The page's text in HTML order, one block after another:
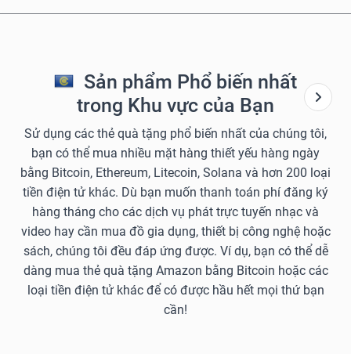
Sản phẩm Phổ biến nhất
trong Khu vực của Bạn
Sử dụng các thẻ quà tặng phổ biến nhất của chúng tôi,
bạn có thể mua nhiều mặt hàng thiết yếu hàng ngày
bằng Bitcoin, Ethereum, Litecoin, Solana và hơn 200 loại
tiền điện tử khác. Dù bạn muốn thanh toán phí đăng ký
hàng tháng cho các dịch vụ phát trực tuyến nhạc và
video hay cần mua đồ gia dụng, thiết bị công nghệ hoặc
sách, chúng tôi đều đáp ứng được. Ví dụ, bạn có thể dễ
dàng mua thẻ quà tặng Amazon bằng Bitcoin hoặc các
loại tiền điện tử khác để có được hầu hết mọi thứ bạn
cần!